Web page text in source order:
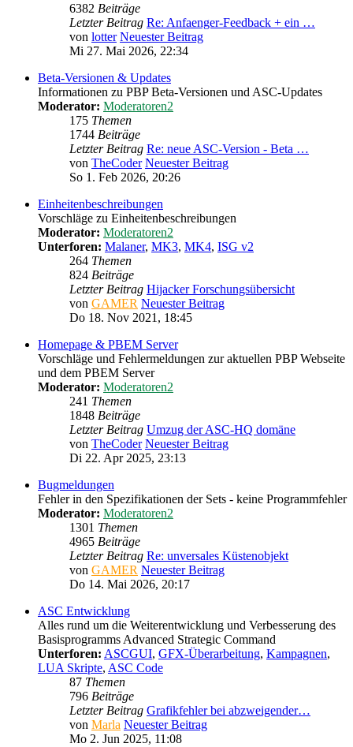
6382 Beiträge
Letzter Beitrag Re: Anfaenger-Feedback + ein …
von lotter Neuester Beitrag
Mi 27. Mai 2026, 22:34
Beta-Versionen & Updates
Informationen zu PBP Beta-Versionen und ASC-Updates
Moderator: Moderatoren2
175 Themen
1744 Beiträge
Letzter Beitrag Re: neue ASC-Version - Beta …
von TheCoder Neuester Beitrag
So 1. Feb 2026, 20:26
Einheitenbeschreibungen
Vorschläge zu Einheitenbeschreibungen
Moderator: Moderatoren2
Unterforen: Malaner, MK3, MK4, ISG v2
264 Themen
824 Beiträge
Letzter Beitrag Hijacker Forschungsübersicht
von GAMER Neuester Beitrag
Do 18. Nov 2021, 18:45
Homepage & PBEM Server
Vorschläge und Fehlermeldungen zur aktuellen PBP Webseite
und dem PBEM Server
Moderator: Moderatoren2
241 Themen
1848 Beiträge
Letzter Beitrag Umzug der ASC-HQ domäne
von TheCoder Neuester Beitrag
Di 22. Apr 2025, 23:13
Bugmeldungen
Fehler in den Spezifikationen der Sets - keine Programmfehler
Moderator: Moderatoren2
1301 Themen
4965 Beiträge
Letzter Beitrag Re: unversales Küstenobjekt
von GAMER Neuester Beitrag
Do 14. Mai 2026, 20:17
ASC Entwicklung
Alles rund um die Weiterentwicklung und Verbesserung des
Basisprogramms Advanced Strategic Command
Unterforen: ASCGUI, GFX-Überarbeitung, Kampagnen,
LUA Skripte, ASC Code
87 Themen
796 Beiträge
Letzter Beitrag Grafikfehler bei abzweigender…
von Marla Neuester Beitrag
Mo 2. Jun 2025, 11:08